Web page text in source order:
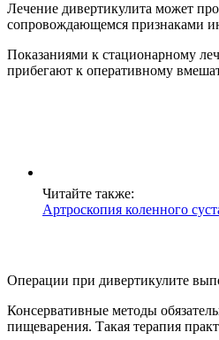
Лечение дивертикулита может
сопровождающемся признаками
Показаниями к стационарному
прибегают к оперативному
Читайте также:
Артроскопия коленного
Операции при дивертикулите
Консервативные методы
пищеварения. Такая терапия